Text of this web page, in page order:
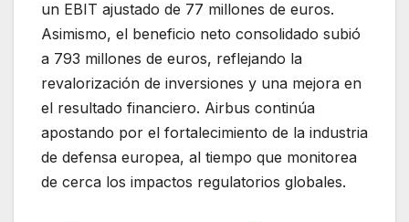
un EBIT ajustado de 77 millones de euros.
Asimismo, el beneficio neto consolidado subió
a 793 millones de euros, reflejando la
revalorización de inversiones y una mejora en
el resultado financiero. Airbus continúa
apostando por el fortalecimiento de la industria
de defensa europea, al tiempo que monitorea
de cerca los impactos regulatorios globales.